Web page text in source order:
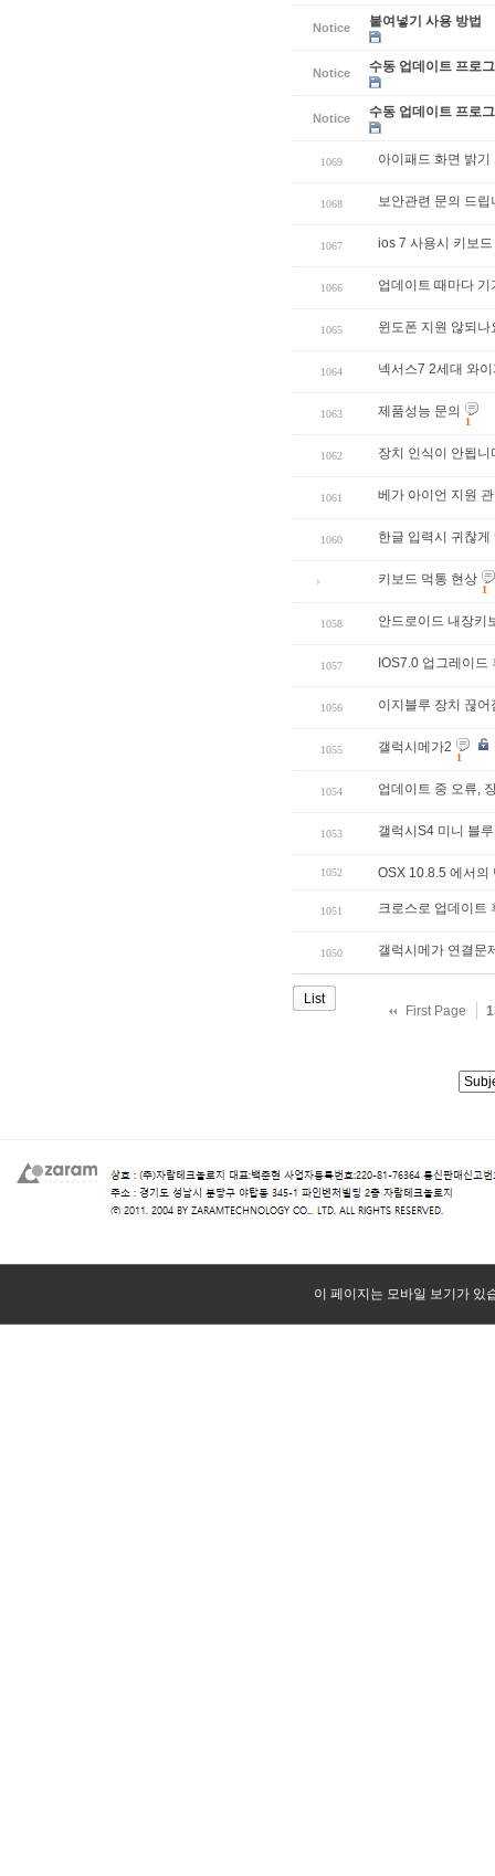
Notice 붙여넣기 사용 방법
Notice 수동 업데이트 프로
Notice 수동 업데이트 프로
1069 아이패드 화면 밝
1068 보안관련 문의 드립
1067 ios 7 사용시 키보
1066 업데이트 때마다 기
1065 윈도폰 지원 않되나
1064 넥서스7 2세대 와
1063 제품성능 문의
1
1062 장치 인식이 안됩니
1061 베가 아이언 지원
1060 한글 입력시 귀찮게
키보드 먹통 현상
1
1058 안드로이드 내장키
1057 IOS7.0 업그레이드
1056 이지블루 장치 끊어
1055 갤럭시메가2
1
1054 업데이트 중 오류,
1053 갤럭시S4 미니 블
1052 OSX 10.8.5 에서의
1051 크로스로 업데이트
1050 갤럭시메가 연결문
List
First Page
이 페이지는 모바일 보기가 있